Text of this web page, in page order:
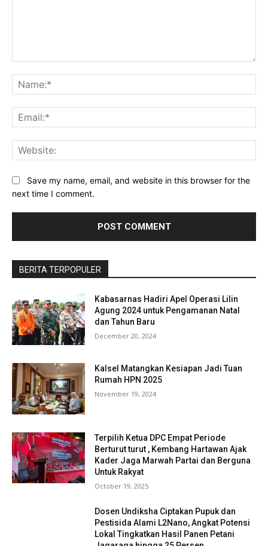
Baca Juga : Kelompok Masyarakat Terdampak
Banjir Bandang Di Jembrana terima Insentif
Pertanian dan Peternakan
Save my name, email, and website in this browser for the
next time I comment.
BERITA TERPOPULER
Kabasarnas Hadiri Apel Operasi Lilin
Agung 2024 untuk Pengamanan Natal
dan Tahun Baru
December 20, 2024
Kalsel Matangkan Kesiapan Jadi Tuan
Rumah HPN 2025
November 19, 2024
Terpilih Ketua DPC Empat Periode
Berturut turut , Kembang Hartawan Ajak
Kader Jaga Marwah Partai dan Berguna
Untuk Rakyat
October 19, 2025
Dosen Undiksha Ciptakan Pupuk dan
Pestisida Alami L2Nano, Angkat Potensi
Lokal Tingkatkan Hasil Panen Petani